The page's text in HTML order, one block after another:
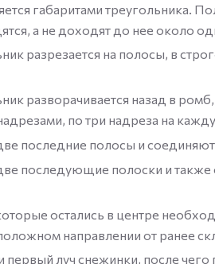
габаритами треугольника.
а не доходят до нее около
разрезается на полосы, в
разворачивается назад в
по три надреза на
последние полосы и
последующие полоски и
остались в центре
направлении от ранее
первый луч снежинки, после чего